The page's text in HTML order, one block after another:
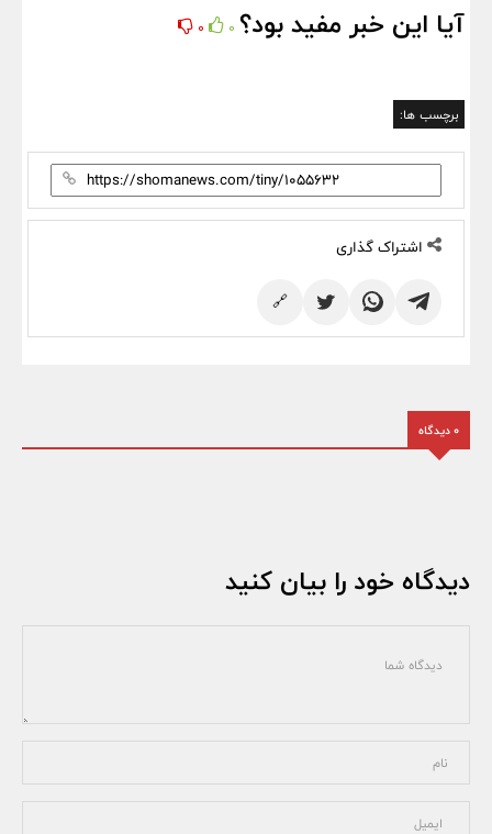
آیا این خبر مفید بود؟ 0
0
برچسب ها:
اشتراک گذاری
🔗
0 دیدگاه
دیدگاه خود را بیان کنید